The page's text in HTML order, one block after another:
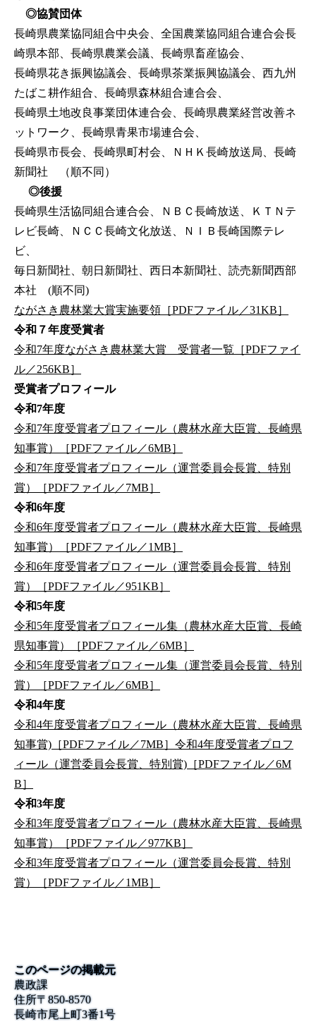
◎協賛団体
長崎県農業協同組合中央会、全国農業協同組合連合会長
崎県本部、長崎県農業会議、長崎県畜産協会、
長崎県花き振興協議会、長崎県茶業振興協議会、西九州
たばこ耕作組合、長崎県森林組合連合会、
長崎県土地改良事業団体連合会、長崎県農業経営改善ネ
ットワーク、長崎県青果市場連合会、
長崎県市長会、長崎県町村会、ＮＨＫ長崎放送局、長崎
新聞社 （順不同）
◎後援
長崎県生活協同組合連合会、ＮＢＣ長崎放送、ＫＴＮテ
レビ長崎、ＮＣＣ長崎文化放送、ＮＩＢ長崎国際テレ
ビ、
毎日新聞社、朝日新聞社、西日本新聞社、読売新聞西部
本社 (順不同)
ながさき農林業大賞実施要領［PDFファイル／31KB］
令和７年度受賞者
令和7年度ながさき農林業大賞 受賞者一覧［PDFファイ
ル／256KB］
受賞者プロフィール
令和7年度
令和7年度受賞者プロフィール（農林水産大臣賞、長崎県
知事賞）［PDFファイル／6MB］
令和7年度受賞者プロフィール（運営委員会長賞、特別
賞）［PDFファイル／7MB］
令和6年度
令和6年度受賞者プロフィール（農林水産大臣賞、長崎県
知事賞）［PDFファイル／1MB］
令和6年度受賞者プロフィール（運営委員会長賞、特別
賞）［PDFファイル／951KB］
令和5年度
令和5年度受賞者プロフィール集（農林水産大臣賞、長崎
県知事賞）［PDFファイル／6MB］
令和5年度受賞者プロフィール集（運営委員会長賞、特別
賞）［PDFファイル／6MB］
令和4年度
令和4年度受賞者プロフィール（農林水産大臣賞、長崎県
知事賞)［PDFファイル／7MB］ 令和4年度受賞者プロフ
ィール（運営委員会長賞、特別賞)［PDFファイル／6M
B］
令和3年度
令和3年度受賞者プロフィール（農林水産大臣賞、長崎県
知事賞）［PDFファイル／977KB］
令和3年度受賞者プロフィール（運営委員会長賞、特別
賞）［PDFファイル／1MB］
このページの掲載元
農政課
住所〒850-8570
長崎市尾上町3番1号